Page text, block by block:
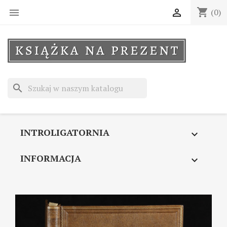
 shopping_cart (0)

search
INTROLIGATORNIA

INFORMACJA
